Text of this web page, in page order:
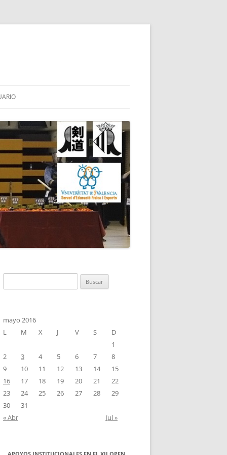
DE INSCRIPCIÓN
mayo 2016
L
M X J V S
D
1
2
3 4 5 6 7
8
9
10 11 12 13 14
15
16
17 18 19 20 21
22
23
24 25 26 27 28
29
30
31
« Abr
Jul »